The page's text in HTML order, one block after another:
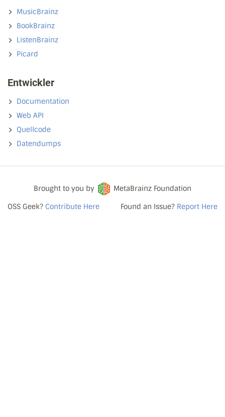
MusicBrainz
BookBrainz
ListenBrainz
Picard
Entwickler
Documentation
Web API
Quellcode
Datendumps
OSS Geek? Contribute Here
Brought to you by
MetaBrainz Foundation
Found an Issue? Report Here